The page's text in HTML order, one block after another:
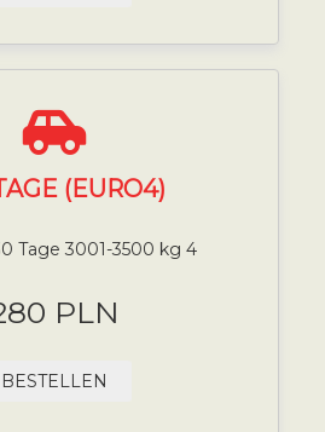
(EURO4)
Tage 3001-3500 kg 4
PLN
BESTELLEN